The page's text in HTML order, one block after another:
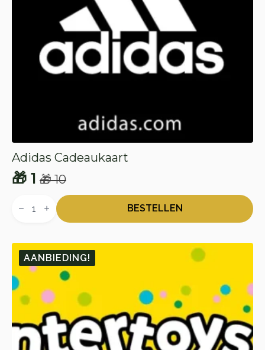
Adidas Cadeaukaart
🎁10
Oorspronkelijke
prijs
🎁 10.
🎁 1
Huidige
prijs
🎁 1.
Cadeaukaart
BESTELLEN
AANBIEDING!